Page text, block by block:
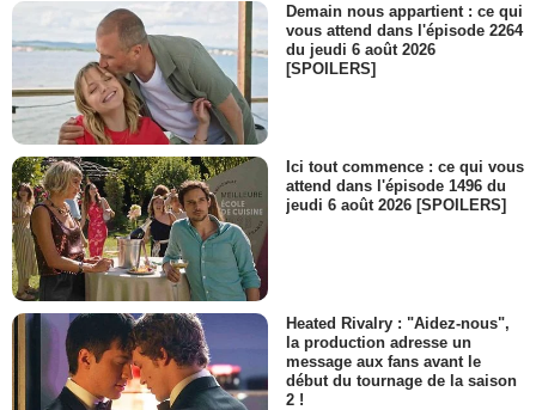
Demain nous appartient : ce qui
vous attend dans l'épisode 2264
du jeudi 6 août 2026
[SPOILERS]
Ici tout commence : ce qui vous
attend dans l'épisode 1496 du
jeudi 6 août 2026 [SPOILERS]
Heated Rivalry : "Aidez-nous",
la production adresse un
message aux fans avant le
début du tournage de la saison
2 !